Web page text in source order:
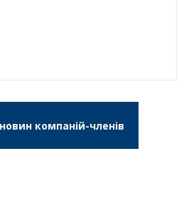
компаній-членів